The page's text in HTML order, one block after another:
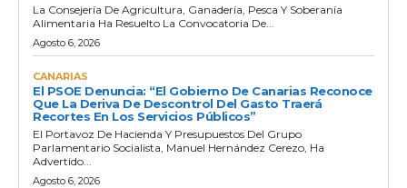
La Consejería De Agricultura, Ganadería, Pesca Y Soberanía
Alimentaria Ha Resuelto La Convocatoria De...
Agosto 6, 2026
CANARIAS
El PSOE Denuncia: “El Gobierno De Canarias Reconoce
Que La Deriva De Descontrol Del Gasto Traerá
Recortes En Los Servicios Públicos”
El Portavoz De Hacienda Y Presupuestos Del Grupo
Parlamentario Socialista, Manuel Hernández Cerezo, Ha
Advertido...
Agosto 6, 2026